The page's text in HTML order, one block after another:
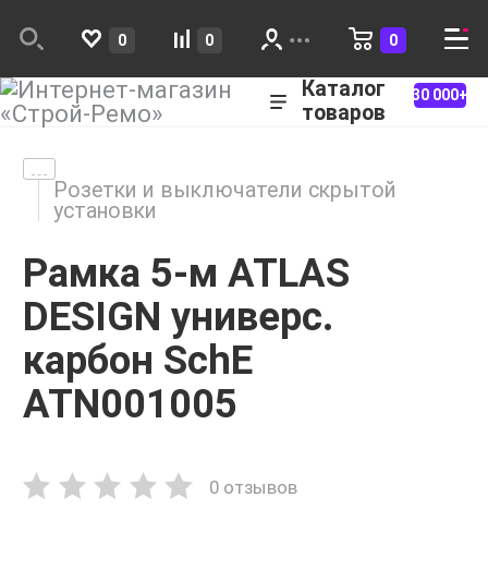
0 0 0
Каталог
товаров
30 000+
Розетки и выключатели скрытой
установки
Рамка 5-м ATLAS
DESIGN универс.
карбон SchE
ATN001005
0 отзывов